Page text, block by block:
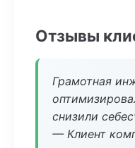
Отзывы
Грамотная
снизили
— Клиент